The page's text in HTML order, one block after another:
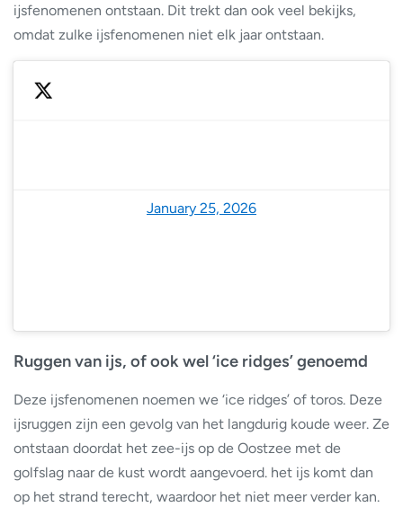
ijsfenomenen ontstaan. Dit trekt dan ook veel bekijks,
omdat zulke ijsfenomenen niet elk jaar ontstaan.
January 25, 2026
Ruggen van ijs, of ook wel ‘ice ridges’ genoemd
Deze ijsfenomenen noemen we ‘ice ridges’ of toros. Deze
ijsruggen zijn een gevolg van het langdurig koude weer. Ze
ontstaan doordat het zee-ijs op de Oostzee met de
golfslag naar de kust wordt aangevoerd. het ijs komt dan
op het strand terecht, waardoor het niet meer verder kan.